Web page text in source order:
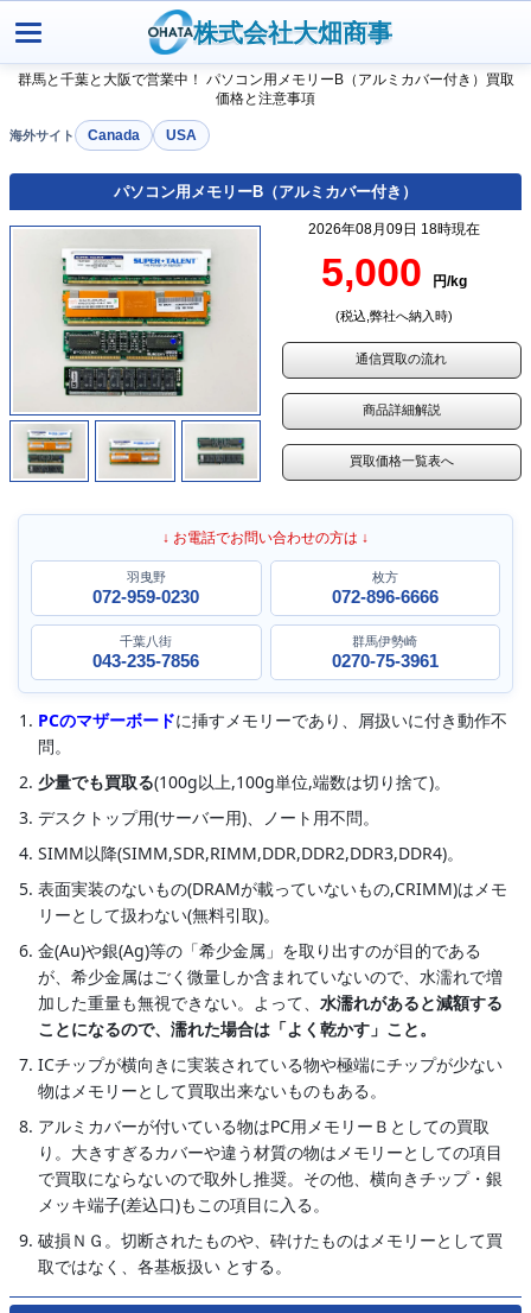
株式会社大畑商事
群馬と千葉と大阪で営業中！ パソコン用メモリーB（アルミカバー付き）買取
価格と注意事項
Canada USA
パソコン用メモリーB（アルミカバー付き）
2026年08月09日 18時現在
5,000 円/kg
(税込,弊社へ納入時)
通信買取の流れ
商品詳細解説
買取価格一覧表へ
↓ お電話でお問い合わせの方は ↓
羽曳野
072-959-0230
枚方
072-896-6666
千葉八街
043-235-7856
群馬伊勢崎
0270-75-3961
PCのマザーボードに挿すメモリーであり、屑扱いに付き動作不
問。
少量でも買取る(100g以上,100g単位,端数は切り捨て)。
デスクトップ用(サーバー用)、ノート用不問。
SIMM以降(SIMM,SDR,RIMM,DDR,DDR2,DDR3,DDR4)。
表面実装のないもの(DRAMが載っていないもの,CRIMM)はメモ
リーとして扱わない(無料引取)。
金(Au)や銀(Ag)等の「希少金属」を取り出すのが目的である
が、希少金属はごく微量しか含まれていないので、水濡れで増
加した重量も無視できない。よって、 水濡れがあると減額する
ことになるので、濡れた場合は「よく乾かす」こと。
ICチップが横向きに実装されている物や極端にチップが少ない
物はメモリーとして買取出来ないものもある。
アルミカバーが付いている物はPC用メモリーＢとしての買取
り。大きすぎるカバーや違う材質の物はメモリーとしての項目
で買取にならないので取外し推奨。その他、横向きチップ・銀
メッキ端子(差込口)もこの項目に入る。
破損ＮＧ。切断されたものや、砕けたものはメモリーとして買
取ではなく、各基板扱い とする。